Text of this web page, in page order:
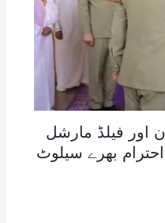
اور فیلڈ مارشل
بھرے سیلوٹ